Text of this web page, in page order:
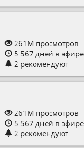
261M просмотров
5 567дней в эфире
2 рекомендуют
261M просмотров
5 567 дней в эфире
2 рекомендуют